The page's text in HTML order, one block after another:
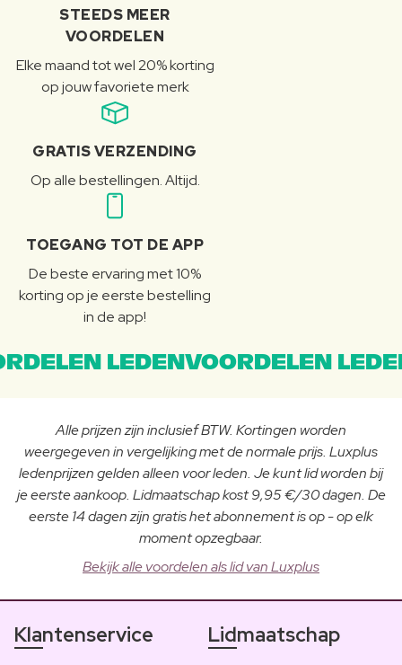
STEEDS MEER
VOORDELEN
Elke maand tot wel 20% korting
op jouw favoriete merk
GRATIS VERZENDING
Op alle bestellingen. Altijd.
TOEGANG TOT DE APP
De beste ervaring met 10%
korting op je eerste bestelling
in de app!
LEDENVOORDELEN
Alle prijzen zijn inclusief BTW. Kortingen worden
weergegeven in vergelijking met de normale prijs. Luxplus
ledenprijzen gelden alleen voor leden. Je kunt lid worden bij
je eerste aankoop. Lidmaatschap kost 9,95 €/30 dagen. De
eerste 14 dagen zijn gratis het abonnement is op - op elk
moment opzegbaar.
Bekijk alle voordelen als lid van Luxplus
Klantenservice Lidmaatschap